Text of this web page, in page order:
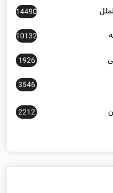
10132
1926
3546
2212